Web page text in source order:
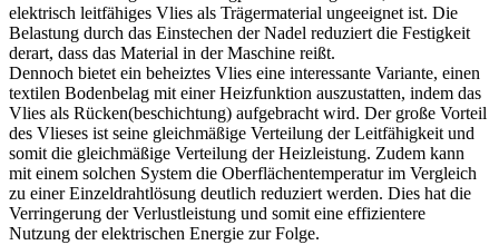
elektrisch leitfähiges Vlies als Trägermaterial ungeeignet ist. Die
Belastung durch das Einstechen der Nadel reduziert die Festigkeit
derart, dass das Material in der Maschine reißt.
Dennoch bietet ein beheiztes Vlies eine interessante Variante, einen
textilen Bodenbelag mit einer Heizfunktion auszustatten, indem das
Vlies als Rücken(beschichtung) aufgebracht wird. Der große Vorteil
des Vlieses ist seine gleichmäßige Verteilung der Leitfähigkeit und
somit die gleichmäßige Verteilung der Heizleistung. Zudem kann
mit einem solchen System die Oberflächentemperatur im Vergleich
zu einer Einzeldrahtlösung deutlich reduziert werden. Dies hat die
Verringerung der Verlustleistung und somit eine effizientere
Nutzung der elektrischen Energie zur Folge.